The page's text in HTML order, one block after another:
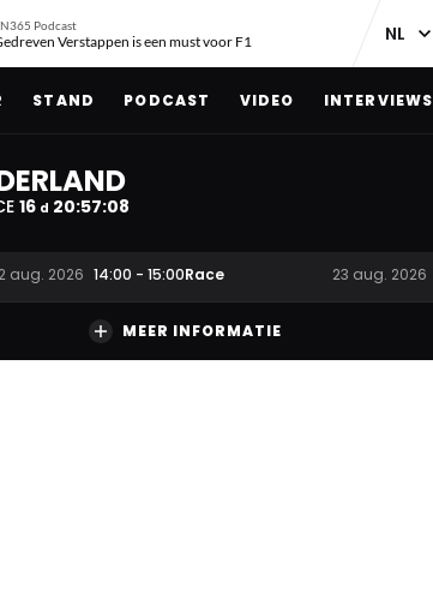
Podcast
Verstappen is een must voor F1
STAND PODCAST VIDEO INTERVIEWS
16 d 20:57:07
aug. 2026 14:00 - 15:00Race 23 aug. 2026
MEER INFORMATIE